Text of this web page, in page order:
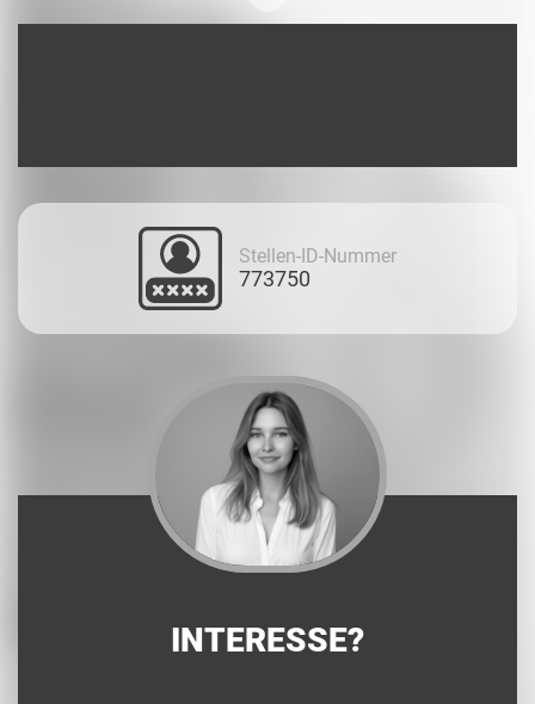
Stellen-ID-Nummer
773750
INTERESSE?